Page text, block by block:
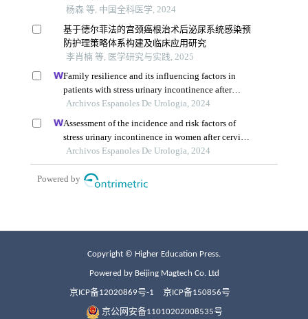
Copyright © Higher Education Press.
Powered by Beijing Magtech Co. Ltd
京ICP备12020869号-1 京ICP备150856号
京公网安备11010202008535号